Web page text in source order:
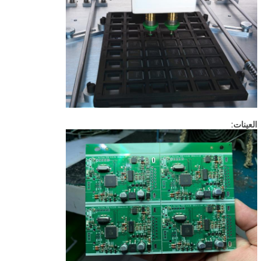
العينات: